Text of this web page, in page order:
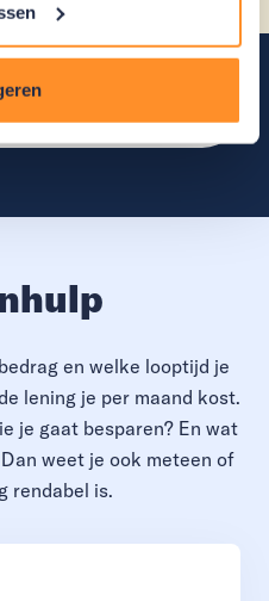
en welke looptijd je
lening je per maand kost.
je gaat besparen? En wat
weet je ook meteen of
rendabel is.